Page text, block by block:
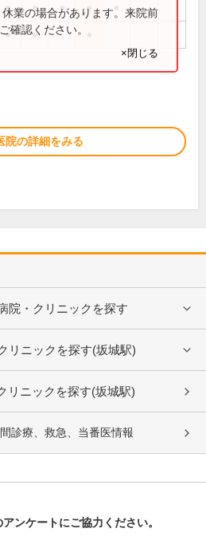
● ● ● ●
● ●
業の場合があります。来院前
確認ください。
×閉じる
院の詳細をみる
院・クリニックを探す
リニックを探す(坂城駅)
リニックを探す(坂城駅)
診療、救急、当番医情報
ンケートにご協力ください。